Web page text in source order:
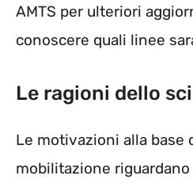
AMTS per ulteriori
conoscere quali linee
Le ragioni dello
Le motivazioni alla base
mobilitazione